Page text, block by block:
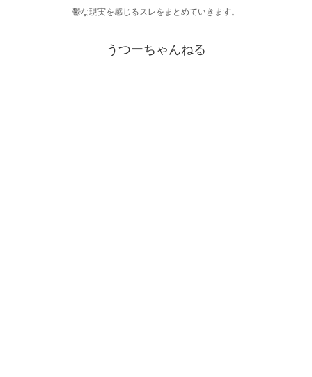
鬱な現実を感じるスレをまとめていきます。
うつーちゃんねる